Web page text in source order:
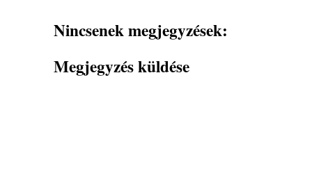
Nincsenek megjegyzések:
Megjegyzés küldése